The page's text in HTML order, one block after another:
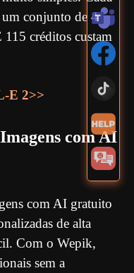
um conjunto de 4
créditos custam
E 2>>
com AI
com AI gratuito
de alta
Com o Wepik,
sem a